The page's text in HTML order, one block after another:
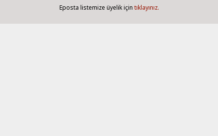
Eposta listemize üyelik için tıklayınız.